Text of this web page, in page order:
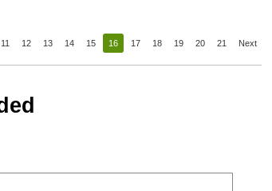
11 12 13 14 15 16 17 18 19 20 21 Next